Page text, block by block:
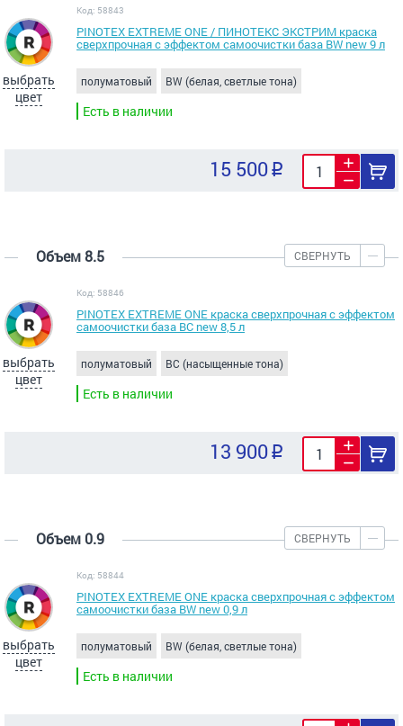
выбрать
цвет
Код: 58843
PINOTEX EXTREME ONE / ПИНОТЕКС ЭКСТРИМ краска
сверхпрочная с эффектом самоочистки база BW new 9 л
полуматовый BW (белая, светлые тона)
Есть в наличии
15 500
Объем 8.5 СВЕРНУТЬ
выбрать
цвет
Код: 58846
PINOTEX EXTREME ONE краска сверхпрочная с эффектом
самоочистки база BC new 8,5 л
полуматовый BC (насыщенные тона)
Есть в наличии
13 900
Объем 0.9 СВЕРНУТЬ
выбрать
цвет
Код: 58844
PINOTEX EXTREME ONE краска сверхпрочная с эффектом
самоочистки база BW new 0,9 л
полуматовый BW (белая, светлые тона)
Есть в наличии